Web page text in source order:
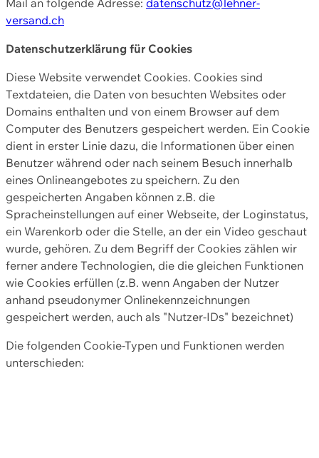
versand.ch
Datenschutzerklärung für Cookies
Diese Website verwendet Cookies. Cookies sind
Textdateien, die Daten von besuchten Websites oder
Domains enthalten und von einem Browser auf dem
Computer des Benutzers gespeichert werden. Ein Cookie
dient in erster Linie dazu, die Informationen über einen
Benutzer während oder nach seinem Besuch innerhalb
eines Onlineangebotes zu speichern. Zu den
gespeicherten Angaben können z.B. die
Spracheinstellungen auf einer Webseite, der Loginstatus,
ein Warenkorb oder die Stelle, an der ein Video geschaut
wurde, gehören. Zu dem Begriff der Cookies zählen wir
ferner andere Technologien, die die gleichen Funktionen
wie Cookies erfüllen (z.B. wenn Angaben der Nutzer
anhand pseudonymer Onlinekennzeichnungen
gespeichert werden, auch als "Nutzer-IDs" bezeichnet)
Die folgenden Cookie-Typen und Funktionen werden
unterschieden: